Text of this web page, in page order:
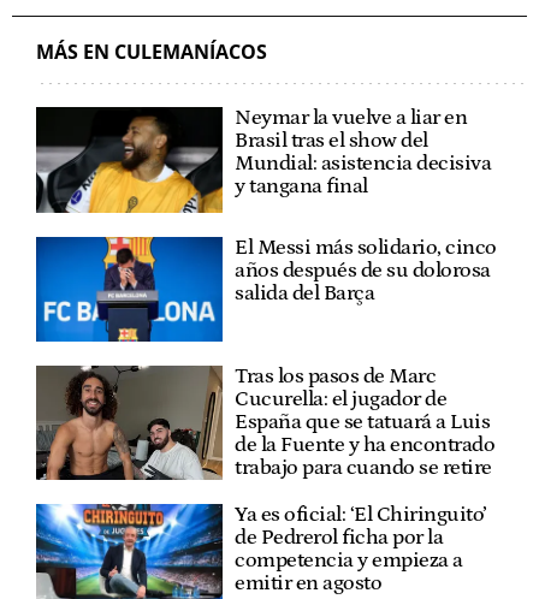
MÁS EN CULEMANÍACOS
Neymar la vuelve a liar en
Brasil tras el show del
Mundial: asistencia decisiva
y tangana final
El Messi más solidario, cinco
años después de su dolorosa
salida del Barça
Tras los pasos de Marc
Cucurella: el jugador de
España que se tatuará a Luis
de la Fuente y ha encontrado
trabajo para cuando se retire
Ya es oficial: ‘El Chiringuito’
de Pedrerol ficha por la
competencia y empieza a
emitir en agosto